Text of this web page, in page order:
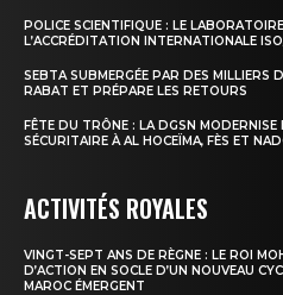
S'ABONNER
Insight
POLICE SCIENTIFIQUE : LE
L’ACCRÉDITATION INTERNATIONALE
SEBTA SUBMERGÉE PAR DES MILLIERS
RABAT ET PRÉPARE LES RETOURS
FÊTE DU TRÔNE : LA DGSN
SÉCURITAIRE À AL HOCEÏMA, FÈS ET
ACTIVITÉS ROYALES
VINGT-SEPT ANS DE RÈGNE : LE ROI
D’ACTION EN SOCLE D’UN NOUVEAU
MAROC ÉMERGENT